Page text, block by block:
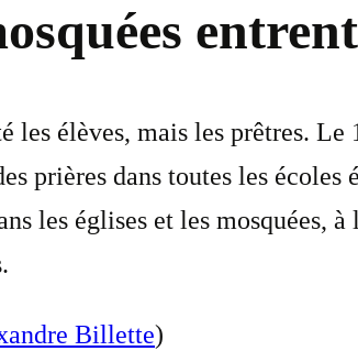
les élèves, mais les prêtres.
prières dans toutes les écoles
les églises et les mosquées,
Billette)